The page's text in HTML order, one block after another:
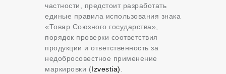
частности, предстоит разработать
единые правила использования знака
«Товар Союзного государства»,
порядок проверки соответствия
продукции и ответственность за
недобросовестное применение
маркировки (Izvestia)